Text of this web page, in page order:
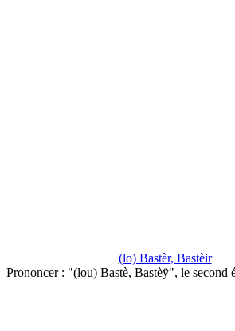
(lo) Bastèr, Bastèir
Prononcer : "(lou) Bastè, Bastèÿ", le second